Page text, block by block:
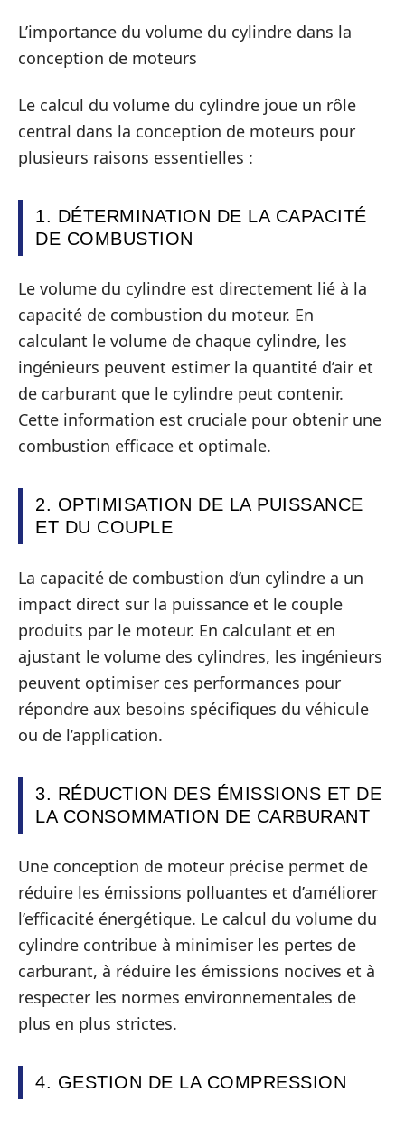
L’importance du volume du cylindre dans la
conception de moteurs
Le calcul du volume du cylindre joue un rôle
central dans la conception de moteurs pour
plusieurs raisons essentielles :
1. DÉTERMINATION DE LA CAPACITÉ
DE COMBUSTION
Le volume du cylindre est directement lié à la
capacité de combustion du moteur. En
calculant le volume de chaque cylindre, les
ingénieurs peuvent estimer la quantité d’air et
de carburant que le cylindre peut contenir.
Cette information est cruciale pour obtenir une
combustion efficace et optimale.
2. OPTIMISATION DE LA PUISSANCE
ET DU COUPLE
La capacité de combustion d’un cylindre a un
impact direct sur la puissance et le couple
produits par le moteur. En calculant et en
ajustant le volume des cylindres, les ingénieurs
peuvent optimiser ces performances pour
répondre aux besoins spécifiques du véhicule
ou de l’application.
3. RÉDUCTION DES ÉMISSIONS ET DE
LA CONSOMMATION DE CARBURANT
Une conception de moteur précise permet de
réduire les émissions polluantes et d’améliorer
l’efficacité énergétique. Le calcul du volume du
cylindre contribue à minimiser les pertes de
carburant, à réduire les émissions nocives et à
respecter les normes environnementales de
plus en plus strictes.
4. GESTION DE LA COMPRESSION